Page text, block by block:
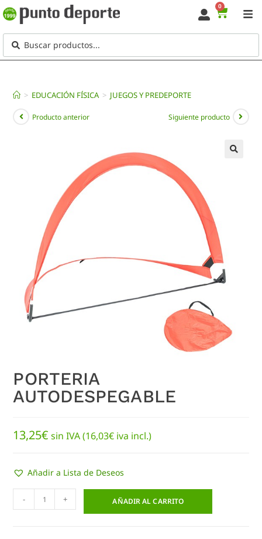
0
> EDUCACIÓN FÍSICA > JUEGOS Y PREDEPORTE
Producto anterior Siguiente producto
PORTERIA
AUTODESPEGABLE
13,25€ sin IVA (16,03€ iva incl.)
Añadir a Lista de Deseos
- + AÑADIR AL CARRITO